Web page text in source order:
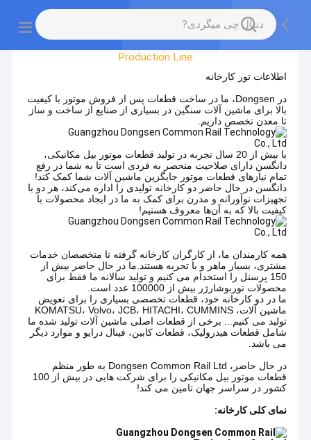
Factory Tour
Production Line
اطلاعات تور کارخانه
در Dongsen، ما در ساخت قطعات پس از فروش موتور با کیفیت
بالا برای ماشین آلات سنگین در بسیاری از صنایع از ساخت و ساز
تا معدن تخصص داریم.
با بیش از 20 سال تجربه در تولید قطعات موتور بیل مکانیکی،
دانگسن دارای صلاحیت منحصر به فردی است تا به شما در رفع
تمام نیازهای قطعات موتور جایگزین ماشین آلات شما کمک کند!
دانگسن در حال حاضر دو کارخانه تولیدی را اداره می‌کند، هر دو با
تجهیزات نوآورانه و مدرن برای کمک به ما در ایجاد محصولات با
کیفیت بالا که به آن‌ها معروف هستیم!
همه کارمندان ما، از کارگران کارخانه گرفته تا متخصصان خدمات
مشتری، بسیار ماهر و با تجربه هستند.ما در حال حاضر بیش از
150 پرسنل را استخدام می کنیم و تولید سالانه ما فقط برای
محصولات توربوشارژر بیش از 100000 عدد است.
ما در دو کارخانه خود، قطعات تخصصی بسیاری را برای تعویض
ماشین آلات، KOMATSU، Volvo، JCB، HITACHI، CUMMINS
تولید می کنیم... برخی از قطعات اصلی ماشین آلات تولید شده ما
شامل قطعات هیدرولیک، قطعات کابین، فینال درایو و موارد دیگر
می باشد.
در حال حاضر، Dongsen Common Rail Ltd به طور منظم
قطعات موتور بیل مکانیکی را برای شرکت هایی در بیش از 100
کشور در سراسر جهان تامین می کند!
نمای کلی کارخانه: